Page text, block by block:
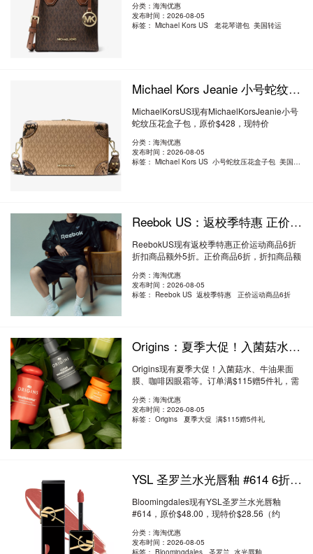
分类：海淘优惠
发布时间：2026-08-05
标签：Michael Kors US 老花琴谱包 美国转运
Michael Kors Jeanie 小号蛇纹压花盒子包 2折 $84.99（约575.66元）
MichaelKorsUS现有MichaelKorsJeanie小号
蛇纹压花盒子包，原价$428，现特价
分类：海淘优惠
发布时间：2026-08-05
标签：Michael Kors US 小号蛇纹压花盒子包 美国转运
Reebok US：返校季特惠 正价运动商品6折 折扣商品额外5折
ReebokUS现有返校季特惠正价运动商品6折
折扣商品额外5折。正价商品6折，折扣商品额
分类：海淘优惠
发布时间：2026-08-05
标签： Reebok US 返校季特惠 正价运动商品6折
Origins：夏季大促！入菌菇水、牛油果面膜、咖啡因眼霜等 满$115送5件礼
Origins现有夏季大促！入菌菇水、牛油果面
膜、咖啡因眼霜等。订单满$115赠5件礼，需
分类：海淘优惠
发布时间：2026-08-05
标签：Origins 夏季大促 满$115赠5件礼
YSL 圣罗兰水光唇釉 #614 6折 $28.56（约193.2元）
Bloomingdales现有YSL圣罗兰水光唇釉
#614，原价$48.00，现特价$28.56（约
分类：海淘优惠
发布时间：2026-08-05